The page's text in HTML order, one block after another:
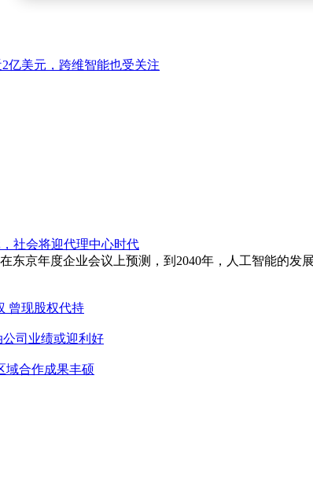
亿美元，跨维智能也受关注
社会将迎代理中心时代
东京年度企业会议上预测，到2040年，人工智能的
曾现股权代持
司业绩或迎利好
域合作成果丰硕